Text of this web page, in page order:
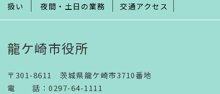
扱い
夜間・土日の業務 交通アクセス
龍ケ崎市役所
〒301-8611 茨城県龍ケ崎市3710番地
電話 ： 0297-64-1111